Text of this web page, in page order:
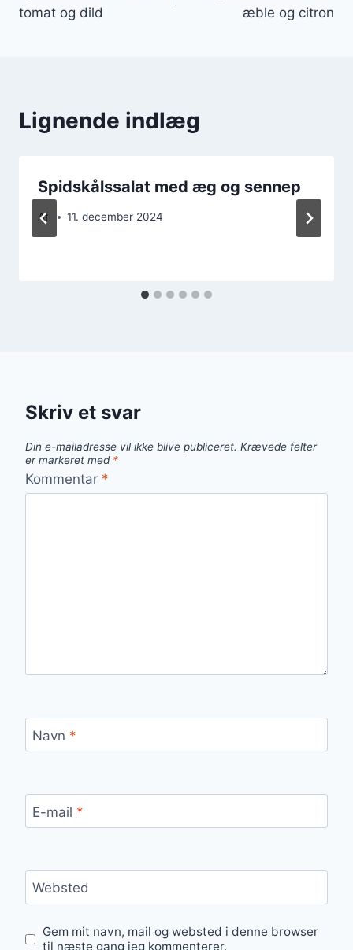
tomat og dild
æble og citron
Lignende indlæg
Spidskålssalat med æg og sennep
Af 11. december 2024
Skriv et svar
Din e-mailadresse vil ikke blive publiceret. Krævede felter
er markeret med *
Kommentar *
Navn *
E-mail *
Websted
Gem mit navn, mail og websted i denne browser
til næste gang jeg kommenterer.